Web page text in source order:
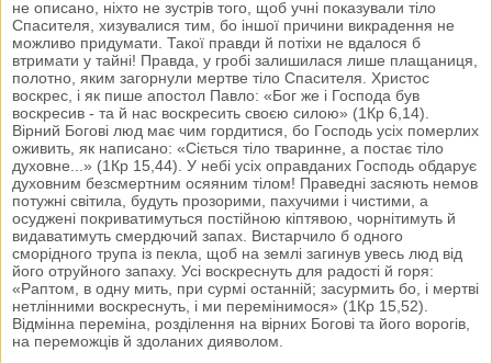
не описано, ніхто не зустрів того, щоб учні показували тіло
Спасителя, хизувалися тим, бо іншої причини викрадення не
можливо придумати. Такої правди й потіхи не вдалося б
втримати у тайні! Правда, у гробі залишилася лише плащаниця,
полотно, яким загорнули мертве тіло Спасителя. Христос
воскрес, і як пише апостол Павло: «Бог же і Господа був
воскресив - та й нас воскресить своєю силою» (1Кр 6,14).
Вірний Богові люд має чим гордитися, бо Господь усіх померлих
оживить, як написано: «Сіється тіло тваринне, а постає тіло
духовне...» (1Кр 15,44). У небі усіх оправданих Господь обдарує
духовним безсмертним осяяним тілом! Праведні засяють немов
потужні світила, будуть прозорими, пахучими і чистими, а
осуджені покриватимуться постійною кіптявою, чорнітимуть й
видаватимуть смердючий запах. Вистарчило б одного
сморідного трупа із пекла, щоб на землі загинув увесь люд від
його отруйного запаху. Усі воскреснуть для радості й горя:
«Раптом, в одну мить, при сурмі останній; засурмить бо, і мертві
нетлінними воскреснуть, і ми перемінимося» (1Кр 15,52).
Відмінна переміна, розділення на вірних Богові та його ворогів,
на переможців й здоланих дияволом.